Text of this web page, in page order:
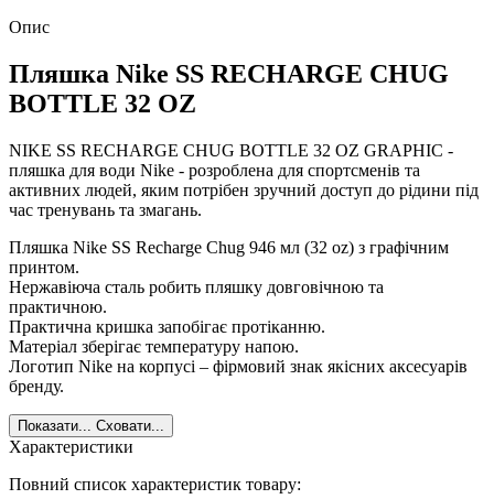
Опис
Пляшка Nike SS RECHARGE CHUG
BOTTLE 32 OZ
NIKE SS RECHARGE CHUG BOTTLE 32 OZ GRAPHIC -
пляшка для води Nike - розроблена для спортсменів та
активних людей, яким потрібен зручний доступ до рідини під
час тренувань та змагань.
Пляшка Nike SS Recharge Chug 946 мл (32 oz) з графічним
принтом.
Нержавіюча сталь робить пляшку довговічною та
практичною.
Практична кришка запобігає протіканню.
Матеріал зберігає температуру напою.
Логотип Nike на корпусі – фірмовий знак якісних аксесуарів
бренду.
Показати... Сховати...
Характеристики
Повний список характеристик товару: